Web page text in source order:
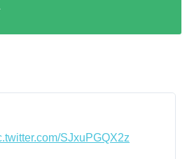
SJxuPGQX2z